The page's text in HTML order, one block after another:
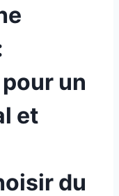
un
et
du